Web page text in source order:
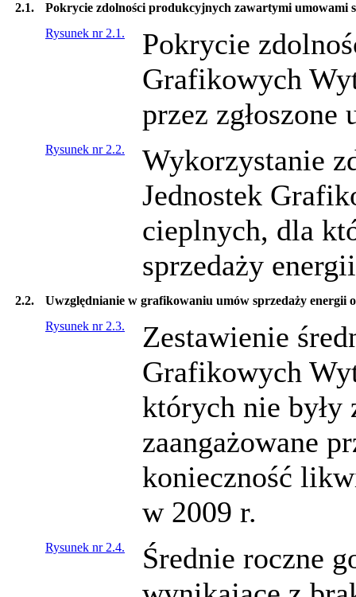
2.1.
Pokrycie zdolności produkcyjnych zawartymi umowami
Rysunek nr 2.1.
Pokrycie
Grafikowych
przez
Rysunek nr 2.2.
Wykorzystanie
Jednostek
cieplnych, dla
sprzedaży
2.2.
Uwzględnianie w grafikowaniu umów sprzedaży energii
Rysunek nr 2.3.
Zestawienie
Grafikowych
których nie były
zaangażowane
konieczność
w 2009 r.
Rysunek nr 2.4.
Średnie roczne